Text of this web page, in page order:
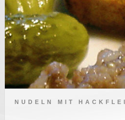
NUDELN MIT